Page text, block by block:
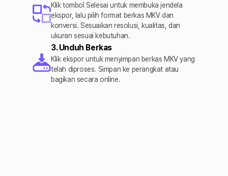
Klik tombol Selesai untuk membuka jendela
ekspor, lalu pilih format berkas MKV dan
konversi. Sesuaikan resolusi, kualitas, dan
ukuran sesuai kebutuhan.
3. Unduh Berkas
Klik ekspor untuk menyimpan berkas MKV yang
telah diproses. Simpan ke perangkat atau
bagikan secara online.